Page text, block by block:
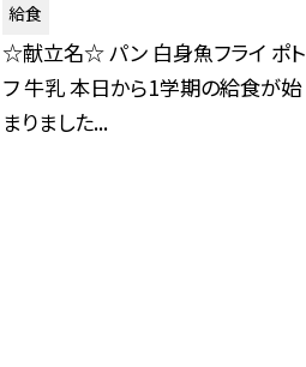
給食
☆献立名☆ パン 白身魚フライ ポト
フ 牛乳 本日から1学期の給食が始
まりました...